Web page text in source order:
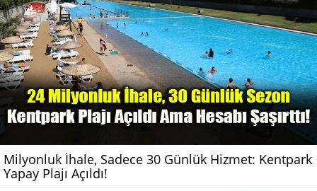
Milyonluk İhale, Sadece 30 Günlük Hizmet: Kentpark
Yapay Plajı Açıldı!